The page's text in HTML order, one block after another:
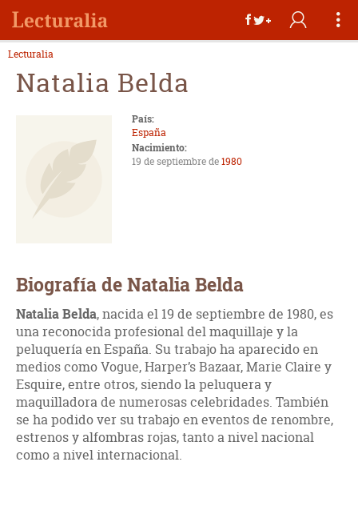
Lecturalia
Natalia Belda
País:
España
Nacimiento:
19 de septiembre de1980
Biografía de Natalia Belda
Natalia Belda, nacida el 19 de septiembre de 1980, es
una reconocida profesional del maquillaje y la
peluquería en España. Su trabajo ha aparecido en
medios como Vogue, Harper’s Bazaar, Marie Claire y
Esquire, entre otros, siendo la peluquera y
maquilladora de numerosas celebridades. También
se ha podido ver su trabajo en eventos de renombre,
estrenos y alfombras rojas, tanto a nivel nacional
como a nivel internacional.